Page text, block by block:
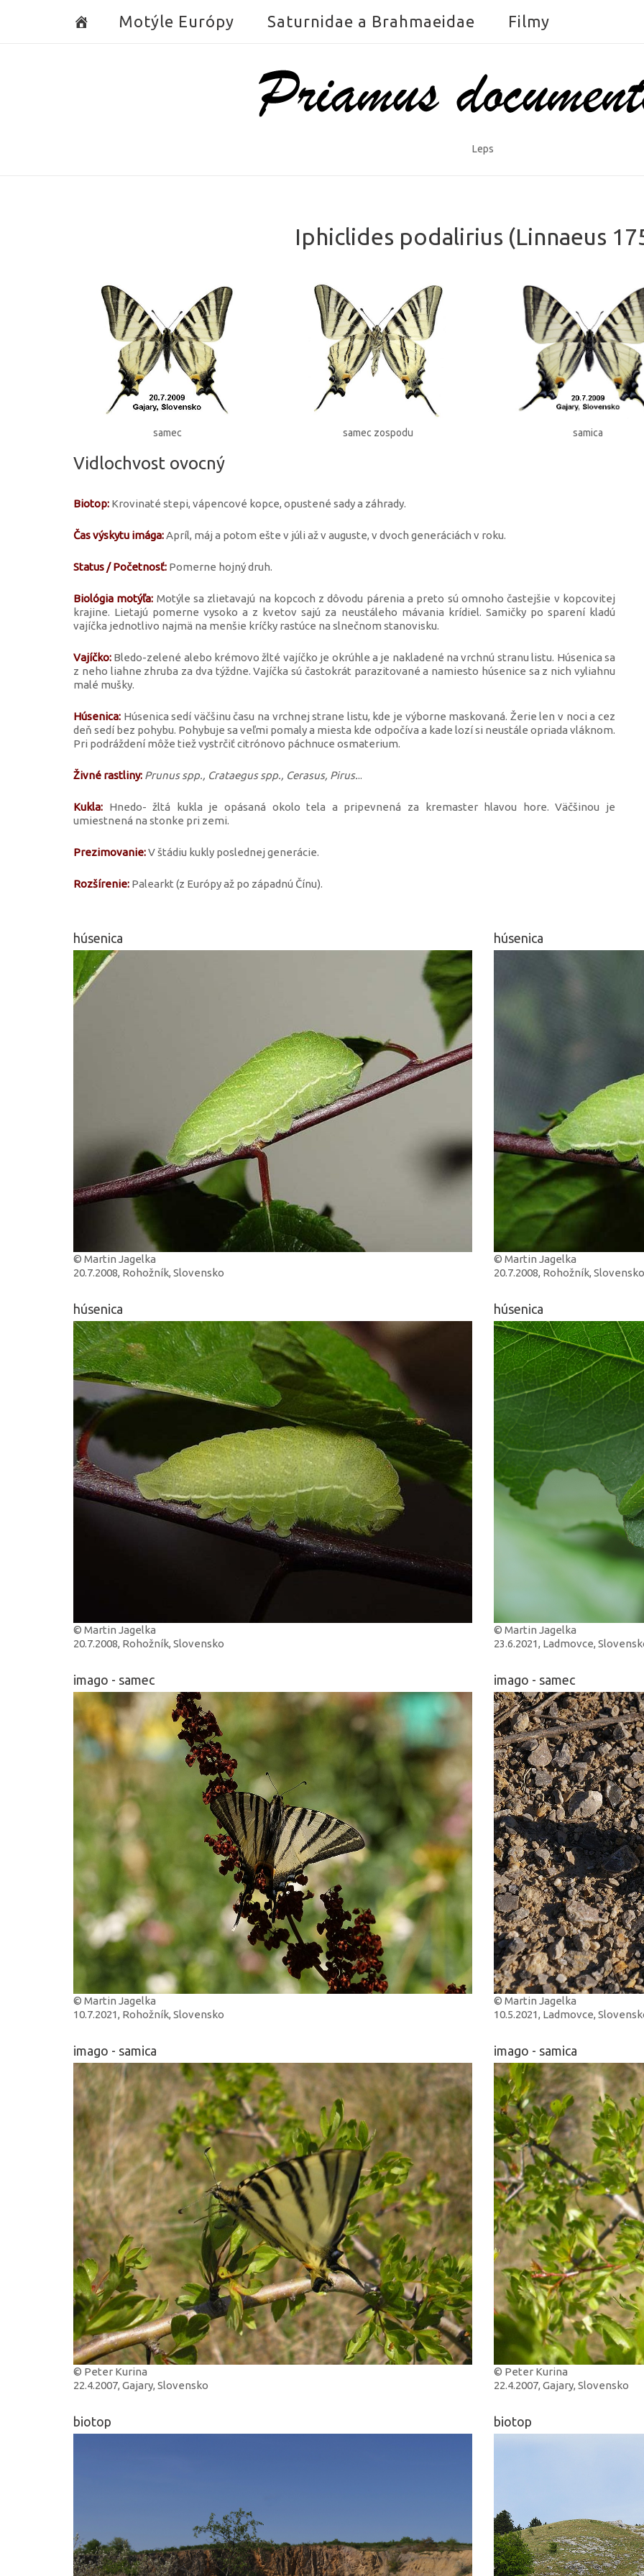
Motýle Európy Saturnidae a Brahmaeidae Filmy
Home
Leps
Iphiclides podalirius (Linnaeus
samec samec zospodu samica
Vidlochvost ovocný
Biotop: Krovinaté stepi, vápencové kopce, opustené sady a záhrady.
Čas výskytu imága:Apríl, máj a potom ešte v júli až v auguste, v dvoch generáciách v roku.
Status / Početnosť: Pomerne hojný druh.
Biológia motýľa: Motýle sa zlietavajú na kopcoch z dôvodu párenia a preto sú omnoho častejšie v kopcovitej
krajine. Lietajú pomerne vysoko a z kvetov sajú za neustáleho mávania krídiel. Samičky po sparení kladú
vajíčka jednotlivo najmä na menšie kríčky rastúce na slnečnom stanovisku.
Vajíčko: Bledo-zelené alebo krémovo žlté vajíčko je okrúhle a je nakladené na vrchnú stranu listu. Húsenica sa
z neho liahne zhruba za dva týždne. Vajíčka sú častokrát parazitované a namiesto húsenice sa z nich vyliahnu
malé mušky.
Húsenica: Húsenica sedí väčšinu času na vrchnej strane listu, kde je výborne maskovaná. Žerie len v noci a cez
deň sedí bez pohybu. Pohybuje sa veľmi pomaly a miesta kde odpočíva a kade lozí si neustále opriada vláknom.
Pri podráždení môže tiež vystrčiť citrónovo páchnuce osmaterium.
Živné rastliny: Prunus spp., Crataegus spp., Cerasus, Pirus...
Kukla: Hnedo- žltá kukla je opásaná okolo tela a pripevnená za kremaster hlavou hore. Väčšinou je
umiestnená na stonke pri zemi.
Prezimovanie:V štádiu kukly poslednej generácie.
Rozšírenie: Palearkt (z Európy až po západnú Čínu).
húsenica
© Martin Jagelka
20.7.2008, Rohožník, Slovensko
húsenica
© Martin Jagelka
20.7.2008, Rohožník, Slovensko
húsenica
© Martin Jagelka
20.7.2008, Rohožník, Slovensko
húsenica
© Martin Jagelka
23.6.2021, Ladmovce,
imago - samec
© Martin Jagelka
10.7.2021, Rohožník, Slovensko
imago - samec
© Martin Jagelka
10.5.2021, Ladmovce,
imago - samica
© Peter Kurina
22.4.2007, Gajary, Slovensko
imago - samica
© Peter Kurina
22.4.2007, Gajary, Slovensko
biotop biotop